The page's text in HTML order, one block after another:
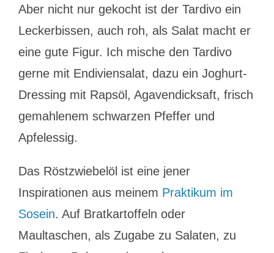
Aber nicht nur gekocht ist der Tardivo ein
Leckerbissen, auch roh, als Salat macht er
eine gute Figur. Ich mische den Tardivo
gerne mit Endiviensalat, dazu ein Joghurt-
Dressing mit Rapsöl, Agavendicksaft, frisch
gemahlenem schwarzen Pfeffer und
Apfelessig.
Das Röstzwiebelöl ist eine jener
Inspirationen aus meinem Praktikum im
Sosein. Auf Bratkartoffeln oder
Maultaschen, als Zugabe zu Salaten, zu